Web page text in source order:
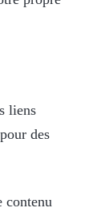
liens
des
contenu